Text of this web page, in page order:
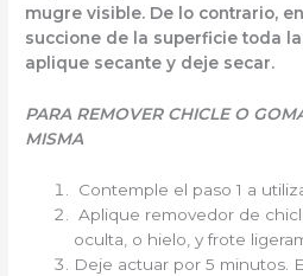
mugre visible. De lo contrario,
succione de la superficie toda
aplique secante y deje secar.
PARA REMOVER CHICLE O
MISMA
Contemple el paso 1 a
Aplique removedor de
oculta, o hielo, y frote
Deje actuar por 5 minutos.